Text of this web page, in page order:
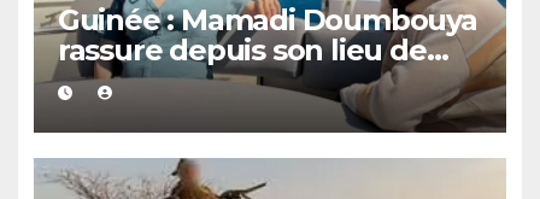
Guinée : Mamadi Doumbouya
rassure depuis son lieu de
vacances